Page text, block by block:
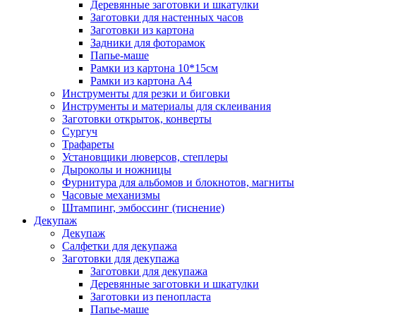
Деревянные заготовки и шкатулки
Заготовки для настенных часов
Заготовки из картона
Задники для фоторамок
Папье-маше
Рамки из картона 10*15см
Рамки из картона А4
Инструменты для резки и биговки
Инструменты и материалы для склеивания
Заготовки открыток, конверты
Сургуч
Трафареты
Установщики люверсов, степлеры
Дыроколы и ножницы
Фурнитура для альбомов и блокнотов, магниты
Часовые механизмы
Штампинг, эмбоссинг (тиснение)
Декупаж
Декупаж
Салфетки для декупажа
Заготовки для декупажа
Заготовки для декупажа
Деревянные заготовки и шкатулки
Заготовки из пенопласта
Папье-маше